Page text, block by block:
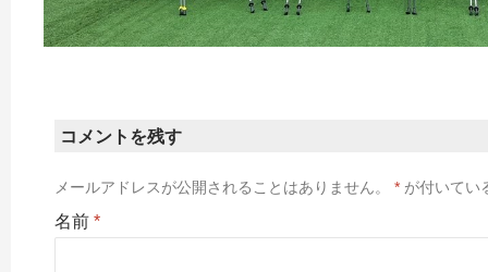
コメントを残す
メールアドレスが公開されることはありません。 * が付いてい
名前 *